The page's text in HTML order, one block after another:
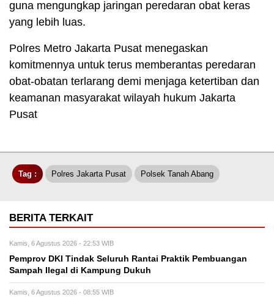
guna mengungkap jaringan peredaran obat keras
yang lebih luas.
Polres Metro Jakarta Pusat menegaskan
komitmennya untuk terus memberantas peredaran
obat-obatan terlarang demi menjaga ketertiban dan
keamanan masyarakat wilayah hukum Jakarta
Pusat
Tag : Polres Jakarta Pusat Polsek Tanah Abang
BERITA TERKAIT
Kamis, 6 Agustus 2026 - 22:53 WIB
Pemprov DKI Tindak Seluruh Rantai Praktik Pembuangan
Sampah Ilegal di Kampung Dukuh
Kamis, 6 Agustus 2026 - 08:55 WIB